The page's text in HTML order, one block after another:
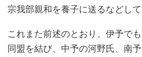
宗我部親和を養子に送るなどして
これまた前述のとおり、伊予で
同盟を結び、中予の河野氏、南